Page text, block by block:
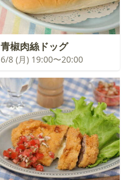
青椒肉絲ドッグ
6/8 (月) 19:00〜20:00